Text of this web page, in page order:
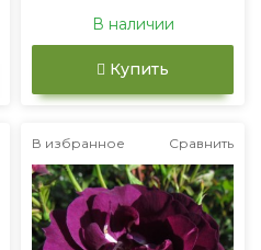
В наличии
Купить
В избранное Сравнить